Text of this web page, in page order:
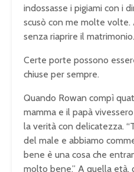
indossasse i pigiami con i
scusò con me molte volte.
senza riaprire il matrimonio.
Certe porte possono
chiuse per sempre.
Quando Rowan compì
mamma e il papà
la verità con delicatezza.
del male e abbiamo
bene è una cosa che
molto bene.” A quella età,